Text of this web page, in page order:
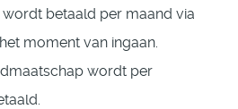
wordt betaald per maand via
moment van ingaan.
wordt per